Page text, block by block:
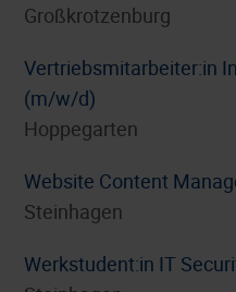
Großkrotzenburg
Vertriebsmitarbeiter:in
(m/w/d)
Hoppegarten
Website Content
Steinhagen
Werkstudent:in IT